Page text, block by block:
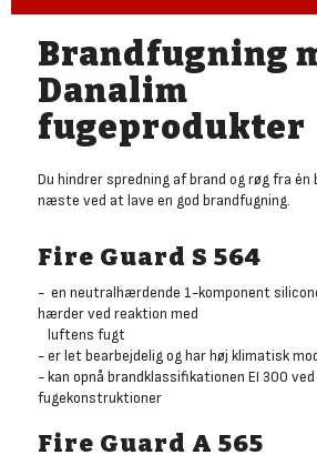
Brandfugning
Danalim
fugeprodukter
Du hindrer spredning af brand og røg fra
næste ved at lave en god brandfugning.
Fire Guard S 564
- en neutralhærdende 1-komponent
hærder ved reaktion med
luftens fugt
- er let bearbejdelig og har høj klimatisk
- kan opnå brandklassifikationen EI 300
fugekonstruktioner
Fire Guard A 565